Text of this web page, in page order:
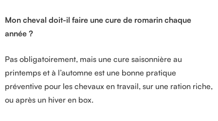
Mon cheval doit-il faire une cure de romarin chaque
année ?
Pas obligatoirement, mais une cure saisonnière au
printemps et à l’automne est une bonne pratique
préventive pour les chevaux en travail, sur une ration riche,
ou après un hiver en box.